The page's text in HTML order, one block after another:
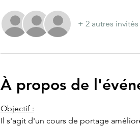
+ 2 autres invités
À propos de
Objectif :
Il s'agit d'un cours de portage